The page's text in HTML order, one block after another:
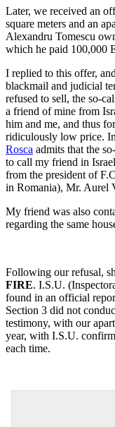
Later, we received an
square meters and an
Alexandru Tomescu
which he paid 100,000
I replied to this offer,
blackmail and judicial
refused to sell, the so-
a friend of mine from
him and me, and thus
ridiculously low price.
Rosca admits that the
to call my friend in
from the president of
in Romania), Mr. Aurel
My friend was also
regarding the same
Following our refusal,
FIRE. I.S.U.
found in an official
Section 3 did not
testimony, with our
year, with I.S.U.
each time.